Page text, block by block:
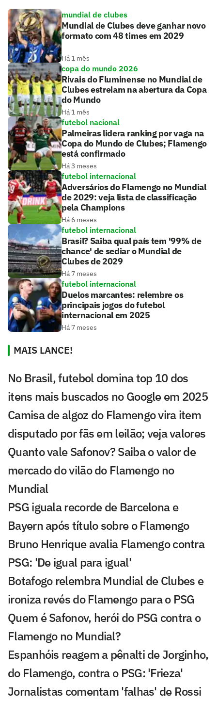
mundial de clubes
Mundial de Clubes deve ganhar novo
formato com 48 times em 2029
Há 1 mês
copa do mundo 2026
Rivais do Fluminense no Mundial de
Clubes estreiam na abertura da Copa
do Mundo
Há 1 mês
futebol nacional
Palmeiras lidera ranking por vaga na
Copa do Mundo de Clubes; Flamengo
está confirmado
Há 3 meses
futebol internacional
Adversários do Flamengo no Mundial
de 2029: veja lista de classificação
pela Champions
Há 6 meses
futebol internacional
Brasil? Saiba qual país tem '99% de
chance' de sediar o Mundial de
Clubes de 2029
Há 7 meses
futebol internacional
Duelos marcantes: relembre os
principais jogos do futebol
internacional em 2025
Há 7 meses
MAIS LANCE!
No Brasil, futebol domina top 10 dos
itens mais buscados no Google em 2025
Camisa de algoz do Flamengo vira item
disputado por fãs em leilão; veja valores
Quanto vale Safonov? Saiba o valor de
mercado do vilão do Flamengo no
Mundial
PSG iguala recorde de Barcelona e
Bayern após título sobre o Flamengo
Bruno Henrique avalia Flamengo contra
PSG: 'De igual para igual'
Botafogo relembra Mundial de Clubes e
ironiza revés do Flamengo para o PSG
Quem é Safonov, herói do PSG contra o
Flamengo no Mundial?
Espanhóis reagem a pênalti de Jorginho,
do Flamengo, contra o PSG: 'Frieza'
Jornalistas comentam 'falhas' de Rossi